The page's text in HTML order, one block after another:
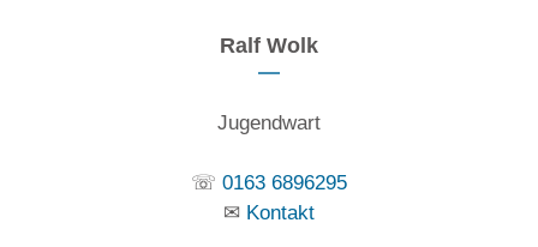
Ralf Wolk
Jugendwart
☏ 0163 6896295
✉ Kontakt